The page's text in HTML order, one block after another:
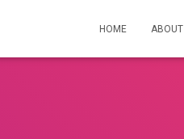
HOME ABOUT